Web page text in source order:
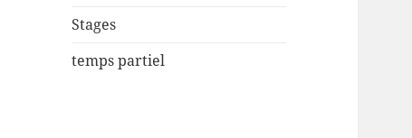
Stages
temps partiel